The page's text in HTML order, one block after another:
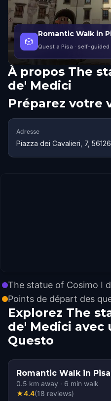
🎲
Romantic Walk in
Quest a Pisa · self-guided
À propos The
de' Medici
Préparez votre
Adresse
Piazza dei Cavalieri, 7,
The statue of Cosimo I
Points de départ des
Explorez The
de' Medici avec
Questo
Romantic Walk in Pisa
0.5 km away · 6 min walk
★4.4(18 reviews)